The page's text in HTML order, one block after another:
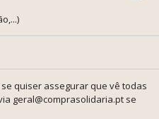
quiser assegurar que vê todas
geral@comprasolidaria.pt se